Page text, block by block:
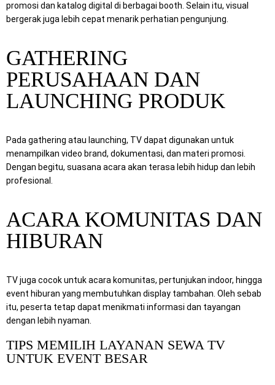
promosi dan katalog digital di berbagai booth. Selain itu, visual
bergerak juga lebih cepat menarik perhatian pengunjung.
GATHERING
PERUSAHAAN DAN
LAUNCHING PRODUK
Pada gathering atau launching, TV dapat digunakan untuk
menampilkan video brand, dokumentasi, dan materi promosi.
Dengan begitu, suasana acara akan terasa lebih hidup dan lebih
profesional.
ACARA KOMUNITAS DAN
HIBURAN
TV juga cocok untuk acara komunitas, pertunjukan indoor, hingga
event hiburan yang membutuhkan display tambahan. Oleh sebab
itu, peserta tetap dapat menikmati informasi dan tayangan
dengan lebih nyaman.
TIPS MEMILIH LAYANAN SEWA TV
UNTUK EVENT BESAR